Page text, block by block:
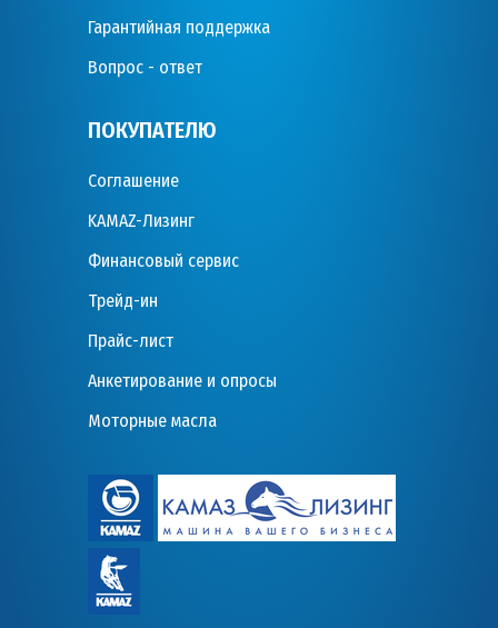
Гарантийная поддержка
Вопрос - ответ
ПОКУПАТЕЛЮ
Соглашение
KAMAZ-Лизинг
Финансовый сервис
Трейд-ин
Прайс-лист
Анкетирование и опросы
Моторные масла